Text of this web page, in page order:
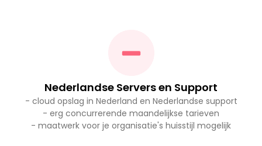
Nederlandse Servers en Support
- cloud opslag in Nederland en Nederlandse support
- erg concurrerende maandelijkse tarieven
- maatwerk voor je organisatie's huisstijl mogelijk